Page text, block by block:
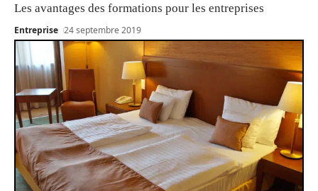
Les avantages des formations pour les entreprises
Entreprise 24 septembre 2019